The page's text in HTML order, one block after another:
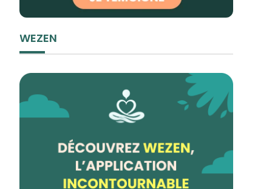
WEZEN